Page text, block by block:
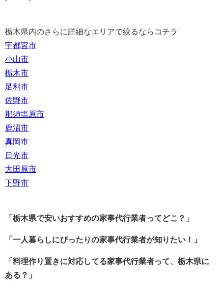
栃木県内のさらに詳細なエリアで絞るならコチラ
宇都宮市
小山市
栃木市
足利市
佐野市
那須塩原市
鹿沼市
真岡市
日光市
大田原市
下野市
「栃木県で安いおすすめの家事代行業者ってどこ？」
「一人暮らしにぴったりの家事代行業者が知りたい！」
「料理作り置きに対応してる家事代行業者って、栃木県に
ある？」